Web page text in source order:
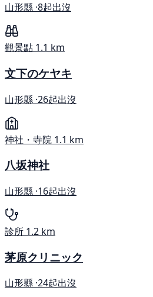
山形縣 ·8起出沒
觀景點 1.1 km
文下のケヤキ
山形縣 ·26起出沒
神社・寺院 1.1 km
八坂神社
山形縣 ·16起出沒
診所 1.2 km
茅原クリニック
山形縣 ·24起出沒